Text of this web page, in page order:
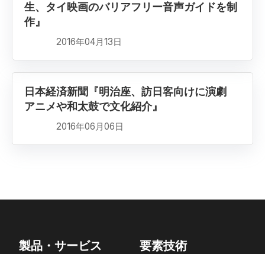
生、タイ映画のバリアフリー音声ガイドを制
作』
2016年04月13日
日本経済新聞『明治座、訪日客向けに演劇
アニメや和太鼓で文化紹介』
2016年06月06日
製品・サービス 要素技術